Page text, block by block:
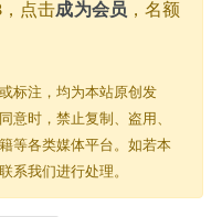
点击成为会员 ，名额
标注，均为本站原创发
意时，禁止复制、盗用、
等各类媒体平台。如若本
系我们进行处理。